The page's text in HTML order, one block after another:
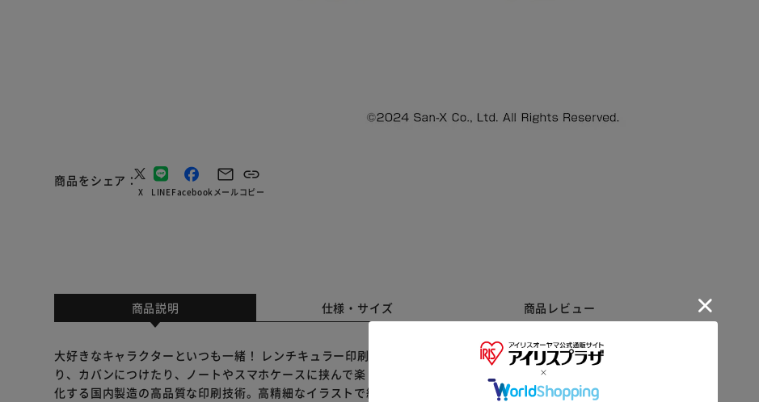
商品をシェア
X LINEFacebookメールコピー
商品説明 仕様・サイズ 商品レビュー
大好きなキャラクターといつも一緒！ レンチキュラー印刷を使用した缶バッジです。 使い方いろいろ！ 飾った
り、カバンにつけたり、ノートやスマホケースに挟んで楽しめます。 レンチキュラーとは？ 見る角度で絵柄が変
化する国内製造の高品質な印刷技術。高精細なイラストで絵柄がスムーズに切り替わります。 「まじかる百貨
※ご確認ください